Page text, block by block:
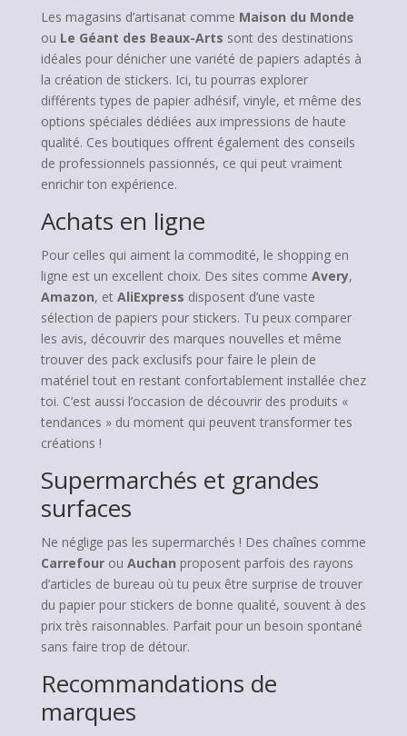
Les magasins d’artisanat comme Maison du Monde
ou Le Géant des Beaux-Arts sont des destinations
idéales pour dénicher une variété de papiers adaptés à
la création de stickers. Ici, tu pourras explorer
différents types de papier adhésif, vinyle, et même des
options spéciales dédiées aux impressions de haute
qualité. Ces boutiques offrent également des conseils
de professionnels passionnés, ce qui peut vraiment
enrichir ton expérience.
Achats en ligne
Pour celles qui aiment la commodité, le shopping en
ligne est un excellent choix. Des sites comme Avery,
Amazon, et AliExpress disposent d’une vaste
sélection de papiers pour stickers. Tu peux comparer
les avis, découvrir des marques nouvelles et même
trouver des pack exclusifs pour faire le plein de
matériel tout en restant confortablement installée chez
toi. C’est aussi l’occasion de découvrir des produits «
tendances » du moment qui peuvent transformer tes
créations !
Supermarchés et grandes
surfaces
Ne néglige pas les supermarchés ! Des chaînes comme
Carrefourou Auchan proposent parfois des rayons
d’articles de bureau où tu peux être surprise de trouver
du papier pour stickers de bonne qualité, souvent à des
prix très raisonnables. Parfait pour un besoin spontané
sans faire trop de détour.
Recommandations de
marques